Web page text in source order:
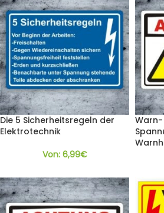
Die 5 Sicherheitsregeln der
Elektrotechnik
Von: 6,99€
Warn-